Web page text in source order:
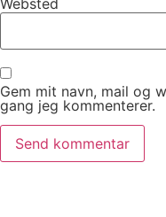
Websted
Gem mit navn, mail og
gang jeg kommenterer.